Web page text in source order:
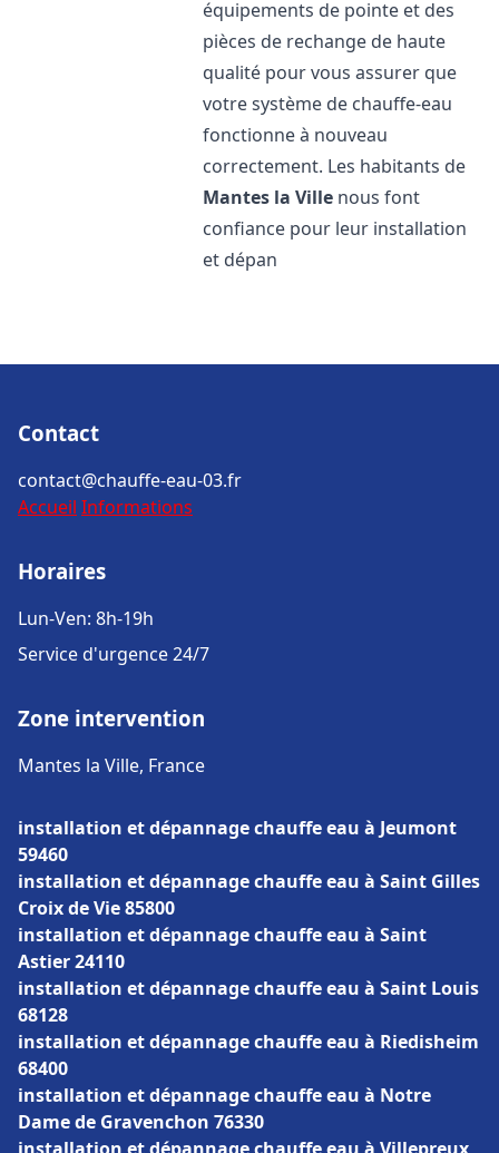
équipements de pointe et des
pièces de rechange de haute
qualité pour vous assurer que
votre système de chauffe-eau
fonctionne à nouveau
correctement. Les habitants de
Mantes la Ville nous font
confiance pour leur installation
et dépan
Contact
contact@chauffe-eau-03.fr
Accueil Informations
Horaires
Lun-Ven: 8h-19h
Service d'urgence 24/7
Zone intervention
Mantes la Ville, France
installation et dépannage chauffe eau à Jeumont
59460
installation et dépannage chauffe eau à Saint Gilles
Croix de Vie 85800
installation et dépannage chauffe eau à Saint
Astier 24110
installation et dépannage chauffe eau à Saint Louis
68128
installation et dépannage chauffe eau à Riedisheim
68400
installation et dépannage chauffe eau à Notre
Dame de Gravenchon 76330